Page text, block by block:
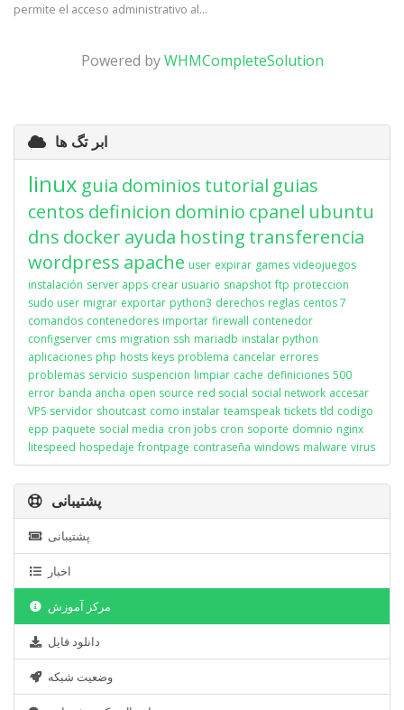
permite el acceso administrativo al...
Powered byWHMCompleteSolution
ابر تگ ها
linux guia dominios tutorial guias
centos definicion dominio cpanel ubuntu
dns dockerayuda hosting transferencia
wordpress apache user expirar games videojuegos
instalación server apps crear usuario snapshot ftp proteccion
sudo user migrar exportar python3 derechos reglas centos 7
comandos contenedores importar firewall contenedor
configserver cms migration ssh mariadb instalar python
aplicaciones php hosts keys problema cancelar errores
problemas servicio suspencion limpiar cache definiciones 500
error banda ancha open source red social social network accesar
VPS servidor shoutcast como instalar teamspeak tickets tld codigo
epp paquete social media cron jobs cron soporte domnio nginx
litespeed hospedaje frontpage contraseña windows malware virus
پشتیبانی
پشتیبانی
اخبار
مرکز آموزش
دانلود فایل
وضعیت شبکه